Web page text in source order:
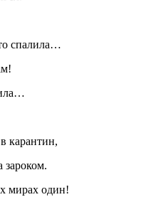
спалила…
карантин,
зароком.
мирах один!